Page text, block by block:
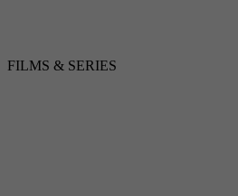
FILMS & SERIES